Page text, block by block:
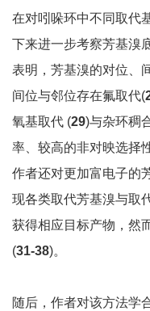
在对吲哚环中不同取代
下来进一步考察芳基溴
表明，芳基溴的对位、
间位与邻位存在氟取代(
氧基取代 (29)与杂环稠
率、较高的非对映选择
作者还对更加富电子的
现各类取代芳基溴与取
获得相应目标产物，然
(31-38)。
随后，作者对该方法学